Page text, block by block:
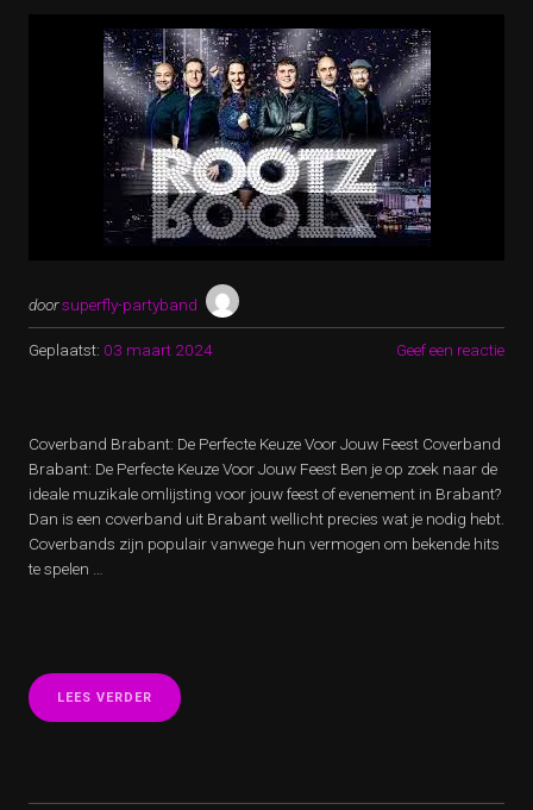
doorsuperfly-partyband
Geplaatst: 03 maart 2024 Geef een reactie
Coverband Brabant: De Perfecte Keuze Voor Jouw Feest Coverband
Brabant: De Perfecte Keuze Voor Jouw Feest Ben je op zoek naar de
ideale muzikale omlijsting voor jouw feest of evenement in Brabant?
Dan is een coverband uit Brabant wellicht precies wat je nodig hebt.
Coverbands zijn populair vanwege hun vermogen om bekende hits
te spelen …
LEES VERDER “SWINGEND
FEESTPLEZIER